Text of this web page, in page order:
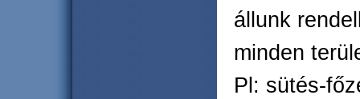
állunk
minden
Pl: sütés-